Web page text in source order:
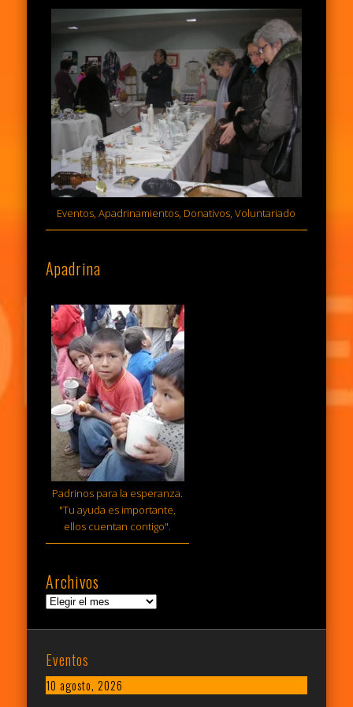
Eventos, Apadrinamientos, Donativos, Voluntariado
Apadrina
Padrinos para la esperanza.
"Tu ayuda es importante,
ellos cuentan contigo".
Archivos
Archivos
Eventos
10 agosto, 2026